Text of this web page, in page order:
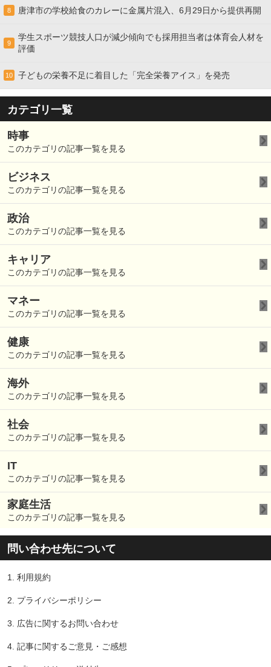
8 唐津市の学校給食のカレーに金属片混入、6月29日から提供再開
9
学生スポーツ競技人口が減少傾向でも採用担当者は体育会人材を
評価
10 子どもの栄養不足に着目した「完全栄養アイス」を発売
カテゴリ一覧
時事
このカテゴリの記事一覧を見る
ビジネス
このカテゴリの記事一覧を見る
政治
このカテゴリの記事一覧を見る
キャリア
このカテゴリの記事一覧を見る
マネー
このカテゴリの記事一覧を見る
健康
このカテゴリの記事一覧を見る
海外
このカテゴリの記事一覧を見る
社会
このカテゴリの記事一覧を見る
IT
このカテゴリの記事一覧を見る
家庭生活
このカテゴリの記事一覧を見る
問い合わせ先について
1. 利用規約
2. プライバシーポリシー
3. 広告に関するお問い合わせ
4. 記事に関するご意見・ご感想